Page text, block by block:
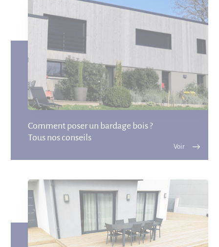
Comment poser un bardage bois ?
Tous nos conseils